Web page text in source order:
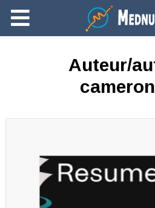
Ajouter du contenu
Auteur/